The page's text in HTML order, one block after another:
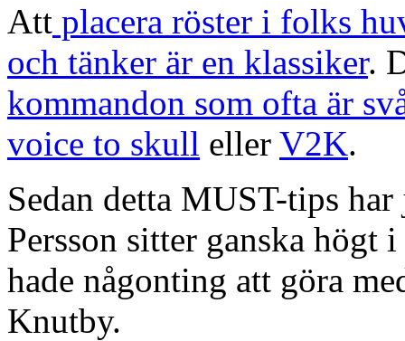
Att placera röster i folks
och tänker är en klassiker.
kommandon som ofta är
voice to skull eller V2K.
Sedan detta MUST-tips
Persson sitter ganska
hade någonting att göra
Knutby.